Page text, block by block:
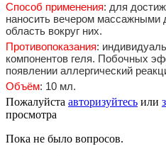
Способ применения: для
наносить вечером массажными
область вокруг них.
Противопоказания:
компонентов геля. Побочных
появлении аллергический
Объём: 10 мл.
Пожалуйста авторизуйтесь или
просмотра
Пока не было вопросов.